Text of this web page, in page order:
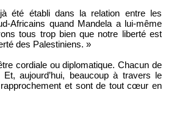
été établi dans la relation entre les
Africains quand Mandela a lui-même
tous trop bien que notre liberté est
des Palestiniens. »
cordiale ou diplomatique. Chacun de
aujourd’hui, beaucoup à travers le
et sont de tout cœur en